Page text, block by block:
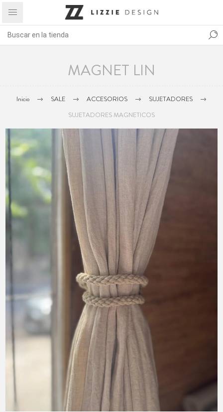
MAGNET LIN
Inicio SALE ACCESORIOS
SUJETADORES
SUJETADORES MAGNETICOS